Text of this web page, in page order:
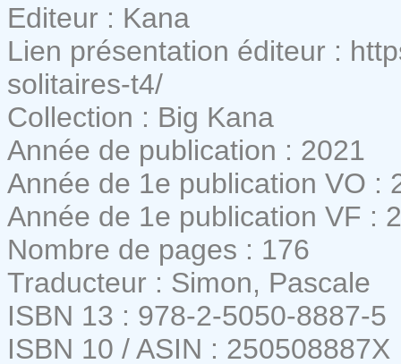
Editeur : Kana
Lien présentation éditeur :
solitaires-t4/
Collection : Big Kana
Année de publication : 2021
Année de 1e publication VO :
Année de 1e publication VF :
Nombre de pages : 176
Traducteur : Simon, Pascale
ISBN 13 : 978-2-5050-8887-5
ISBN 10 / ASIN : 250508887X